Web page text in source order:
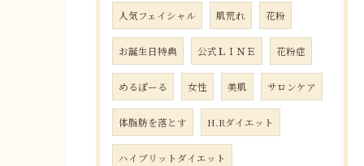
人気フェイシャル 肌荒れ 花粉
お誕生日特典 公式ＬＩＮＥ 花粉症
めるぽーる 女性 美肌 サロンケア
体脂肪を落とす H.Rダイエット
ハイブリットダイエット